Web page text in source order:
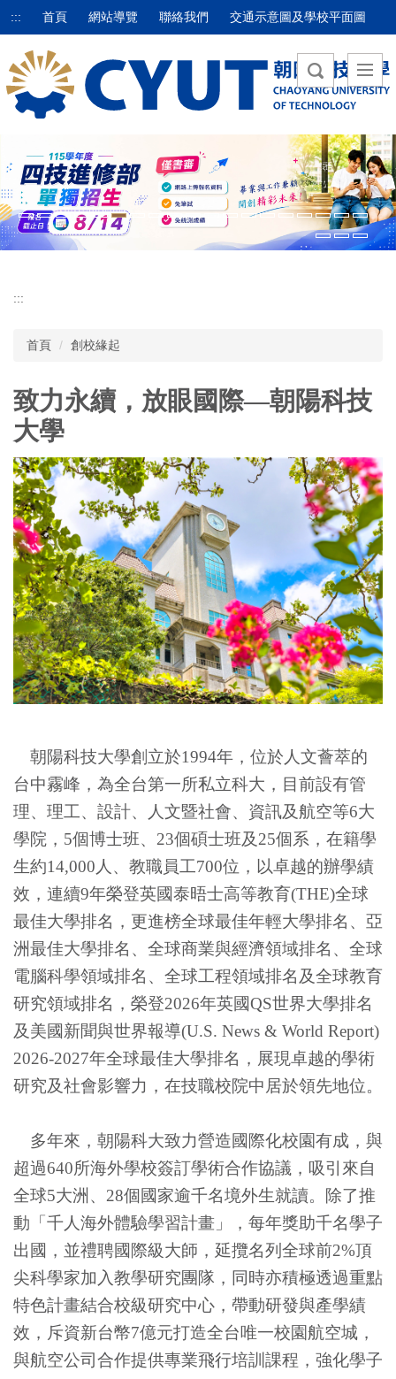
跳
要
內
容
::: 首頁 網站導覽 聯絡我們 交通示意圖及學校平面圖
:::
首頁 創校緣起
致力永續，放眼國際—朝陽科技
大學
朝陽科技大學創立於1994年，位於人文薈萃的
台中霧峰，為全台第一所私立科大，目前設有管
理、理工、設計、人文暨社會、資訊及航空等6大
學院， 5個博士班、 23個碩士班及25個系，在籍學
生約14,000 人、教職員工700位，以卓越的辦學績
效，連續9年榮登英國泰晤士高等教育(THE)全球
最佳大學排名，更進榜全球最佳年輕大學排名、亞
洲最佳大學排名、全球商業與經濟領域排名、全球
電腦科學領域排名、全球工程領域排名及全球教育
研究領域排名，榮登2026年英國QS世界大學排名
及美國新聞與世界報導(U.S. News & World Report)
2026-2027年全球最佳大學排名 ，展現卓越的學術
研究及社會影響力，在技職校院中居於領先地位。
多年來，朝陽科大致力營造國際化校園有成，與
超過640所海外學校簽訂學術合作協議，吸引來自
全球5大洲、 28個國家逾千名境外生就讀。除了推
動「千人海外體驗學習計畫」，每年獎助千名學子
出國，並禮聘國際級大師，延攬名列全球前2%頂
尖科學家加入教學研究團隊，同時亦積極透過重點
特色計畫結合校級研究中心，帶動研發與產學績
效，斥資新台幣7億元打造全台唯一校園航空城，
與航空公司合作提供專業飛行培訓課程，強化學子